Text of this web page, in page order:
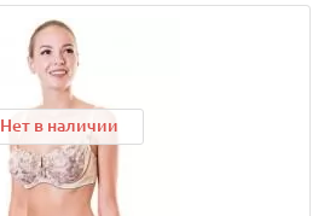
Нет в наличии